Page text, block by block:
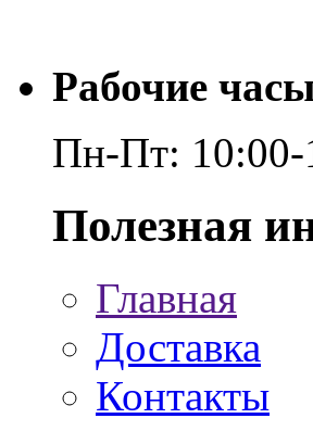
Рабочие
Пн-Пт: 10:00-
Полезная
Главная
Доставка
Контакты